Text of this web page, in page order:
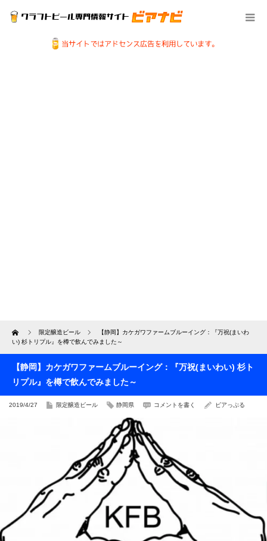
Home 限定醸造ビール
【静岡】カケガワファームブルーイング：『万祝(まいわ
い) 杉トリプル』を樽で飲んでみました～
【静岡】カケガワファームブルーイング：『万祝(まいわい) 杉ト
リプル』を樽で飲んでみました～
2019/4/27 限定醸造ビール 静岡県 コメントを書く ビアっぷる